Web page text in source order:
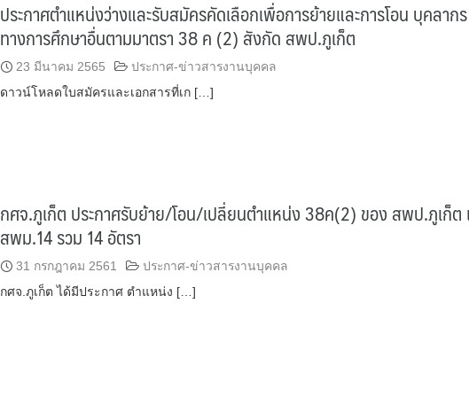
ประกาศตำแหน่งว่างและรับสมัครคัดเลือกเพื่อการย้ายและการโอน บุคลากร
ทางการศึกษาอื่นตามมาตรา 38 ค (2) สังกัด สพป.ภูเก็ต
23 มีนาคม 2565
ประกาศ-ข่าวสารงานบุคคล
ดาวน์โหลดใบสมัครและเอกสารที่เก […]
กศจ.ภูเก็ต ประกาศรับย้าย/โอน/เปลี่ยนตำแหน่ง 38ค(2) ของ สพป.ภูเก็ต
สพม.14 รวม 14 อัตรา
31 กรกฎาคม 2561
ประกาศ-ข่าวสารงานบุคคล
กศจ.ภูเก็ต ได้มีประกาศ ตำแหน่ง […]